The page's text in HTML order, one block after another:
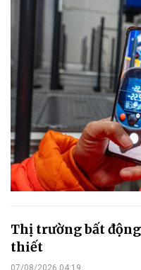
Thị trường bất
thiết
07/08/2026 04:19